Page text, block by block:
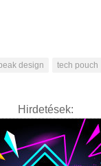
design tech pouch
Hirdetések: